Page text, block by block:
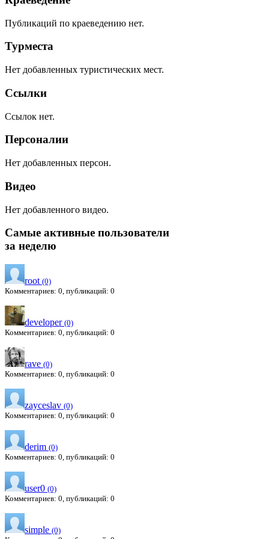
Публикаций по краеведению нет.
Турместа
Нет добавленных туристических мест.
Ссылки
Ссылок нет.
Персоналии
Нет добавленных персон.
Видео
Нет добавленного видео.
Самые активные пользователи
за неделю
root (0)
Комментариев: 0, публикаций: 0
developer (0)
Комментариев: 0, публикаций: 0
rave (0)
Комментариев: 0, публикаций: 0
zayceslav (0)
Комментариев: 0, публикаций: 0
derim (0)
Комментариев: 0, публикаций: 0
user0 (0)
Комментариев: 0, публикаций: 0
simple (0)